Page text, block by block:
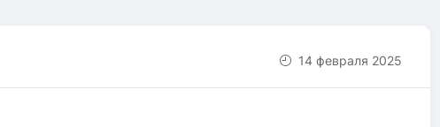
14 февраля 2025